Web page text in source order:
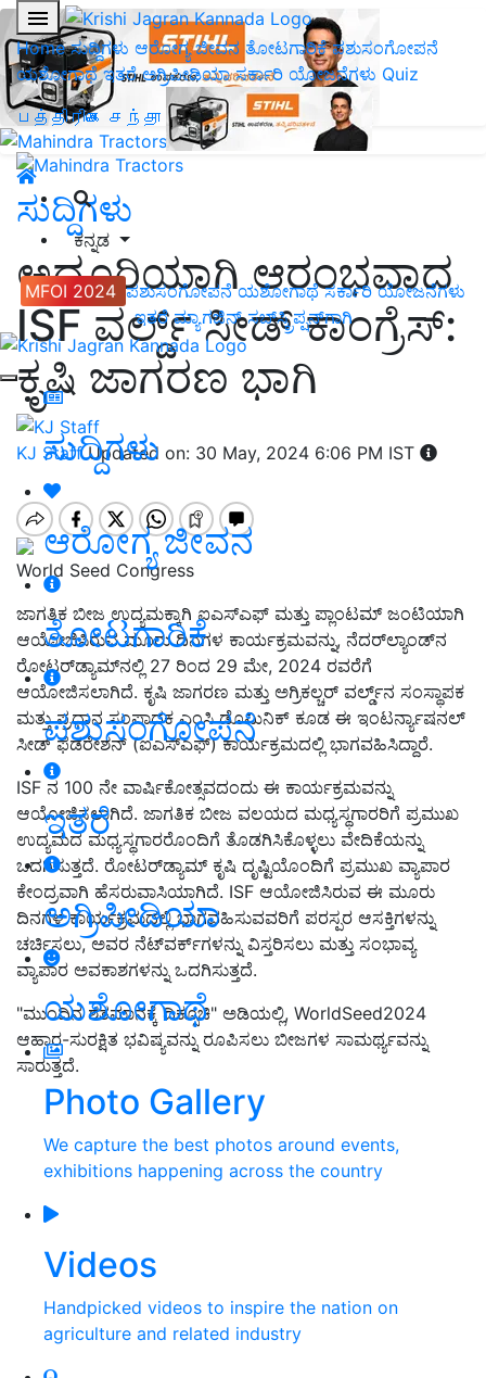
Home ಸುದ್ದಿಗಳು ಆರೋಗ್ಯ ಜೀವನ ತೋಟಗಾರಿಕೆಪಶುಸಂಗೋಪನೆ
ಯಶೋಗಾಥೆ ಇತರೆ ಅಗ್ರಿಪೀಡಿಯಾ ಸರ್ಕಾರಿ ಯೋಜನೆಗಳು Quiz
பத்திரிகை சந்தா
ಕನ್ನಡ
MFOI 2024 ಪಶುಸಂಗೋಪನೆ ಯಶೋಗಾಥೆ ಸರ್ಕಾರಿ ಯೋಜನೆಗಳು
ಇತರೆ ಮ್ಯಾಗಜಿನ್‌ ಸಬ್‌ಸ್ಕ್ರಿಪ್ಷನ್‌ಗಾಗಿ
ಸುದ್ದಿಗಳು
ಆರೋಗ್ಯ ಜೀವನ
ತೋಟಗಾರಿಕೆ
ಪಶುಸಂಗೋಪನೆ
ಇತರೆ
ಅಗ್ರಿಪೀಡಿಯಾ
ಯಶೋಗಾಥೆ
Photo Gallery
We capture the best photos around events,
exhibitions happening across the country
Videos
Handpicked videos to inspire the nation on
agriculture and related industry
ಸುದ್ದಿಗಳು
ಅದ್ದೂರಿಯಾಗಿ ಆರಂಭವಾದ
ISF ವರ್ಲ್ಡ್ ಸೀಡ್ ಕಾಂಗ್ರೆಸ್:
ಕೃಷಿ ಜಾಗರಣ ಭಾಗಿ
KJ StaffUpdated on: 30 May, 2024 6:06 PM IST
World Seed Congress
ಜಾಗತಿಕ ಬೀಜ ಉದ್ಯಮಕ್ಕಾಗಿ ಐಎಸ್ಎಫ್ ಮತ್ತು ಪ್ಲಾಂಟಮ್ ಜಂಟಿಯಾಗಿ
ಆಯೋಜಿಸಿರುವ ಮೂರು ದಿನಗಳ ಕಾರ್ಯಕ್ರಮವನ್ನು, ನೆದರ್ಲ್ಯಾಂಡ್ನ
ರೋಟರ್ಡ್ಯಾಮ್ನಲ್ಲಿ 27 ರಿಂದ 29 ಮೇ, 2024 ರವರೆಗೆ
ಆಯೋಜಿಸಲಾಗಿದೆ. ಕೃಷಿ ಜಾಗರಣ ಮತ್ತು ಅಗ್ರಿಕಲ್ಚರ್ ವರ್ಲ್ಡ್ನ ಸಂಸ್ಥಾಪಕ
ಮತ್ತು ಪ್ರಧಾನ ಸಂಪಾದಕ ಎಂಸಿ ಡೊಮಿನಿಕ್ ಕೂಡ ಈ ಇಂಟರ್ನ್ಯಾಷನಲ್
ಸೀಡ್ ಫೆಡರೇಶನ್(ಐಎಸ್ಎಫ್)ಕಾರ್ಯಕ್ರಮದಲ್ಲಿ ಭಾಗವಹಿಸಿದ್ದಾರೆ.
ISF ನ 100 ನೇ ವಾರ್ಷಿಕೋತ್ಸವದಂದು ಈ ಕಾರ್ಯಕ್ರಮವನ್ನು
ಆಯೋಜಿಸಲಾಗಿದೆ. ಜಾಗತಿಕ ಬೀಜ ವಲಯದ ಮಧ್ಯಸ್ಥಗಾರರಿಗೆ ಪ್ರಮುಖ
ಉದ್ಯಮದ ಮಧ್ಯಸ್ಥಗಾರರೊಂದಿಗೆ ತೊಡಗಿಸಿಕೊಳ್ಳಲು ವೇದಿಕೆಯನ್ನು
ಒದಗಿಸುತ್ತದೆ. ರೋಟರ್ಡ್ಯಾಮ್ ಕೃಷಿ ದೃಷ್ಟಿಯೊಂದಿಗೆ ಪ್ರಮುಖ ವ್ಯಾಪಾರ
ಕೇಂದ್ರವಾಗಿ ಹೆಸರುವಾಸಿಯಾಗಿದೆ. ISF ಆಯೋಜಿಸಿರುವ ಈ ಮೂರು
ದಿನಗಳ ಕಾರ್ಯಕ್ರಮದಲ್ಲಿ ಭಾಗವಹಿಸುವವರಿಗೆ ಪರಸ್ಪರ ಆಸಕ್ತಿಗಳನ್ನು
ಚರ್ಚಿಸಲು,ಅವರ ನೆಟ್ವರ್ಕ್ಗಳನ್ನು ವಿಸ್ತರಿಸಲು ಮತ್ತು ಸಂಭಾವ್ಯ
ವ್ಯಾಪಾರ ಅವಕಾಶಗಳನ್ನು ಒದಗಿಸುತ್ತದೆ.
"ಮುಂದಿನ ಶತಮಾನಕ್ಕೆ ದಿಕ್ಸೂಚಿ" ಅಡಿಯಲ್ಲಿ, WorldSeed2024
ಆಹಾರ-ಸುರಕ್ಷಿತ ಭವಿಷ್ಯವನ್ನು ರೂಪಿಸಲು ಬೀಜಗಳ ಸಾಮರ್ಥ್ಯವನ್ನು
ಸಾರುತ್ತದೆ.